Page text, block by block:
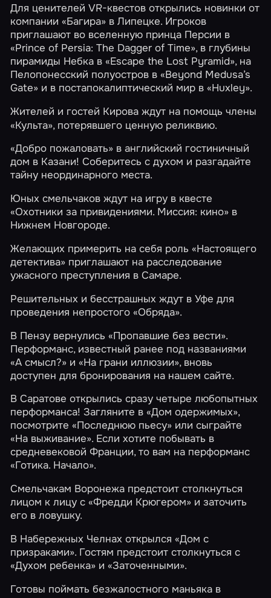
Для ценителей VR-квестов открылись новинки от
компании «Багира» в Липецке. Игроков
приглашают во вселенную принца Персии в
«Prince of Persia: The Dagger of Time», в глубины
пирамиды Небка в«Escape the Lost Pyramid», на
Пелопонесский полуостров в«Beyond Medusa’s
Gate» и в постапокалиптический мир в«Huxley».
Жителей и гостей Кирова ждут на помощь члены
«Культа», потерявшего ценную реликвию.
«Добро пожаловать» в английский гостиничный
дом в Казани! Соберитесь с духом и разгадайте
тайну неординарного места.
Юных смельчаков ждут на игру в квесте
«Охотники за привидениями. Миссия: кино» в
Нижнем Новгороде.
Желающих примерить на себя роль«Настоящего
детектива» приглашают на расследование
ужасного преступления в Самаре.
Решительных и бесстрашных ждут в Уфе для
проведения непростого«Обряда».
В Пензу вернулись«Пропавшие без вести».
Перформанс, известный ранее под названиями
«А смысл?» и «На грани иллюзии», вновь
доступен для бронирования на нашем сайте.
В Саратове открылись сразу четыре любопытных
перформанса! Загляните в«Дом одержимых»,
посмотрите«Последнюю пьесу» или сыграйте
«На выживание». Если хотите побывать в
средневековой Франции, то вам на перформанс
«Готика. Начало».
Смельчакам Воронежа предстоит столкнуться
лицом к лицу с«Фредди Крюгером» и заточить
его в ловушку.
В Набережных Челнах открылся«Дом с
призраками». Гостям предстоит столкнуться с
«Духом ребенка» и«Заточенными».
Готовы поймать безжалостного маньяка в